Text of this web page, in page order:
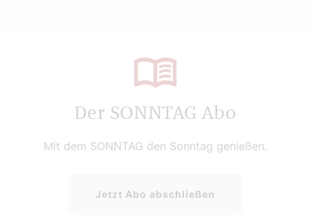
Der SONNTAG Abo
Mit dem SONNTAG den Sonntag genießen.
Jetzt Abo abschließen